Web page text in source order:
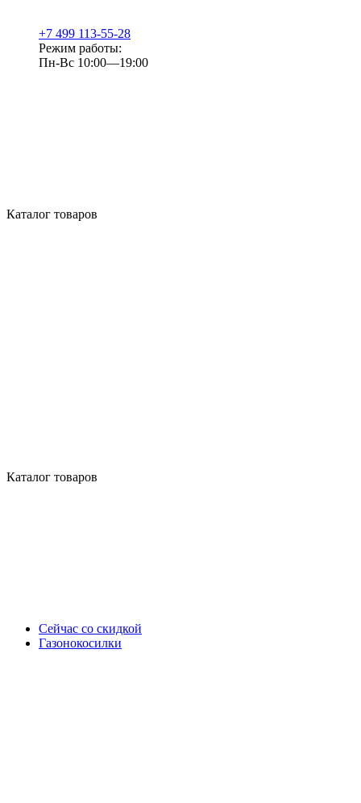
+7 499 113-55-28
Режим работы:
Пн-Вс 10:00—19:00
Каталог товаров
Каталог товаров
Сейчас со скидкой
Газонокосилки